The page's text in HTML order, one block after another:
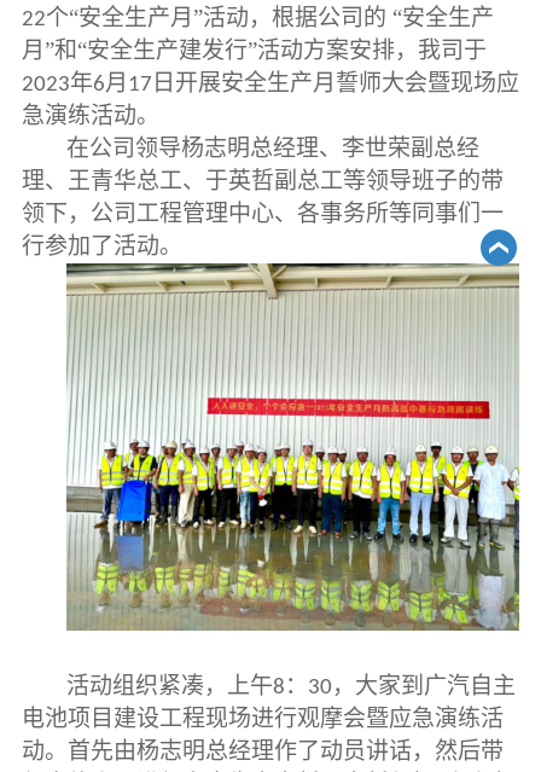
22个“安全生产月”活动，根据公司的 “安全生产
月”和“安全生产建发行”活动方案安排，我司于
2023年6月 17 日开展安全生产月誓师大会暨现场应
急演练活动。
在公司领导杨志明总经理、李世荣副总经
理、王青华总工、于英哲副总工等领导班子的带
领下，公司工程管理中心、各事务所等同事们一
行参加了活动。
活动组织紧凑，上午8 ： 30 ，大家到广汽自主
电池项目建设工程现场进行观摩会暨应急演练活
动。首先由杨志明总经理作了动员讲话，然后带